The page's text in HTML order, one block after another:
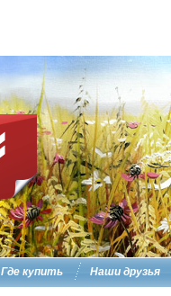
Где купить Наши друзья